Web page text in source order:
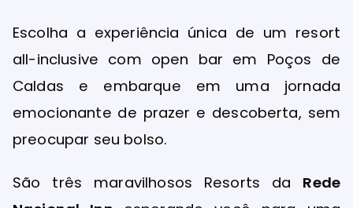
Escolha a experiência única de um resort
all-inclusive com open bar em Poços de
Caldas e embarque em uma jornada
emocionante de prazer e descoberta, sem
preocupar seu bolso.
São três maravilhosos Resorts da Rede